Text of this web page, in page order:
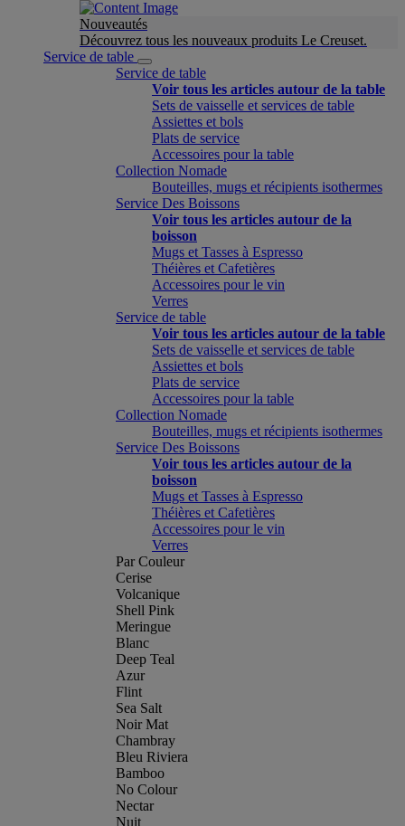
Nouveautés
Découvrez tous les nouveaux produits Le Creuset.
Service de table
Service de table
Voir tous les articles autour de la table
Sets de vaisselle et services de table
Assiettes et bols
Plats de service
Accessoires pour la table
Collection Nomade
Bouteilles, mugs et récipients isothermes
Service Des Boissons
Voir tous les articles autour de la
boisson
Mugs et Tasses à Espresso
Théières et Cafetières
Accessoires pour le vin
Verres
Service de table
Voir tous les articles autour de la table
Sets de vaisselle et services de table
Assiettes et bols
Plats de service
Accessoires pour la table
Collection Nomade
Bouteilles, mugs et récipients isothermes
Service Des Boissons
Voir tous les articles autour de la
boisson
Mugs et Tasses à Espresso
Théières et Cafetières
Accessoires pour le vin
Verres
Par Couleur
Cerise
Volcanique
Shell Pink
Meringue
Blanc
Deep Teal
Azur
Flint
Sea Salt
Noir Mat
Chambray
Bleu Riviera
Bamboo
No Colour
Nectar
Nuit